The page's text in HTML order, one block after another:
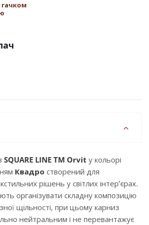
гачком
SQUARE LINE TM Orvit у кольорі
Квадро створений для
рішень у світлих інтер’єрах.
організувати складну композицію
щільності, при цьому карниз
нейтральним і не перевантажує